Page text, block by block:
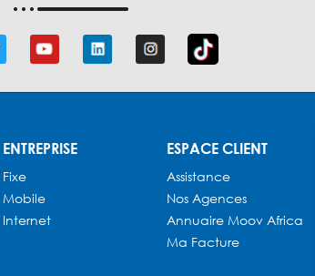
ENTREPRISE
Fixe
Mobile
Internet
ESPACE CLIENT
Assistance
Nos Agences
Annuaire Moov Africa
Ma Facture